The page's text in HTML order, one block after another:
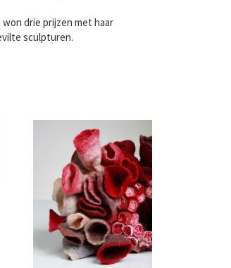
drie prijzen met haar
sculpturen.